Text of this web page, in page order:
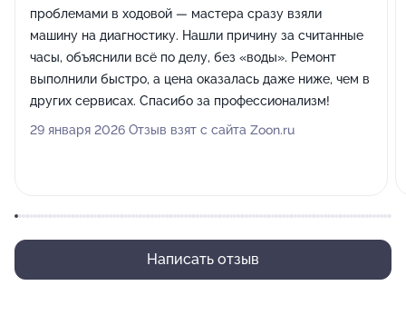
проблемами в ходовой — мастера сразу взяли
машину на диагностику. Нашли причину за считанные
часы, объяснили всё по делу, без «воды». Ремонт
выполнили быстро, а цена оказалась даже ниже, чем в
других сервисах. Спасибо за профессионализм!
29 января 2026 Отзыв взят с сайта Zoon.ru
Написать отзыв